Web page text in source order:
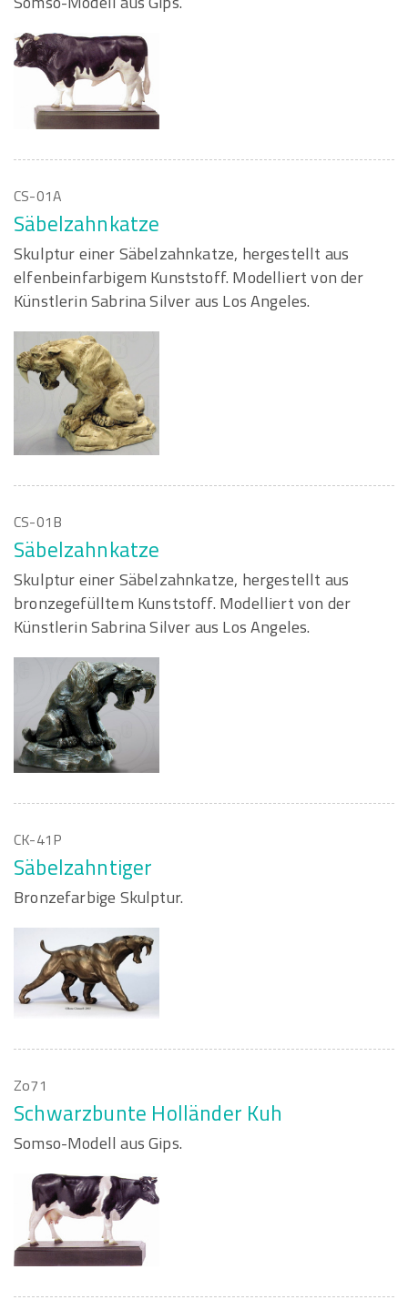
CS-01A
Säbelzahnkatze
Skulptur einer Säbelzahnkatze, hergestellt aus
elfenbeinfarbigem Kunststoff. Modelliert von der
Künstlerin Sabrina Silver aus Los Angeles.
CS-01B
Säbelzahnkatze
Skulptur einer Säbelzahnkatze, hergestellt aus
bronzegefülltem Kunststoff. Modelliert von der
Künstlerin Sabrina Silver aus Los Angeles.
CK-41P
Säbelzahntiger
Bronzefarbige Skulptur.
Zo71
Schwarzbunte Holländer Kuh
Somso-Modell aus Gips.